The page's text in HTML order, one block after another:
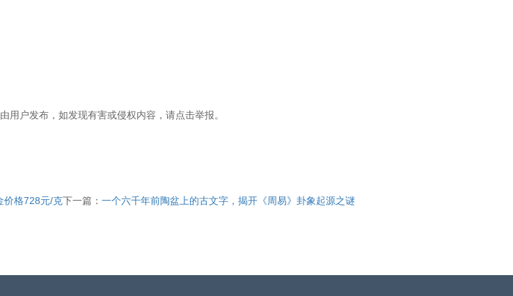
用户发布，如发现有害或侵权内容，请点击举报。
价格728元/克下一篇： 一个六千年前陶盆上的古文字，揭开《周易》卦象起源之谜